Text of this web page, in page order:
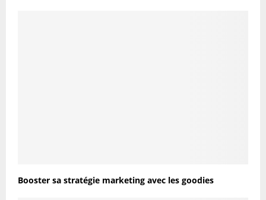
Booster sa stratégie marketing avec les goodies